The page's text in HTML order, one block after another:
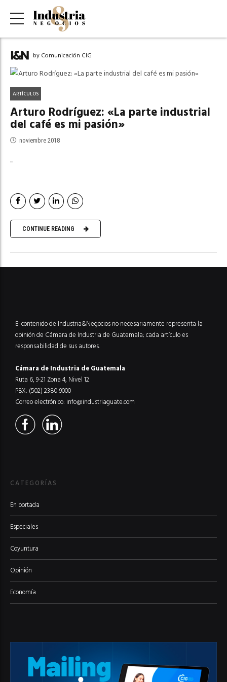
by Comunicación CIG
ARTÍCULOS
Arturo Rodríguez: «La parte industrial
del café es mi pasión»
noviembre 2018
...
CONTINUE READING
El contenido de Industria&Negocios no necesariamente representa la
opinión de Cámara de Industria de Guatemala; cada artículo es
responsabilidad de sus autores.
Cámara de Industria de Guatemala
Ruta 6, 9-21 Zona 4, Nivel 12
PBX: (502) 2380-9000
Correo electrónico: info@industriaguate.com
CATEGORÍAS
En portada
Especiales
Coyuntura
Opinión
Economía